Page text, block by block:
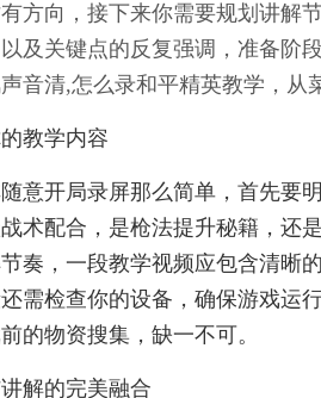
方向，接下来你需要规划讲解
及关键点的反复强调，准备阶
音清,怎么录和平精英教学，从
教学内容
意开局录屏那么简单，首先要
术配合，是枪法提升秘籍，还
奏，一段教学视频应包含清晰
需检查你的设备，确保游戏运
的物资搜集，缺一不可。
解的完美融合